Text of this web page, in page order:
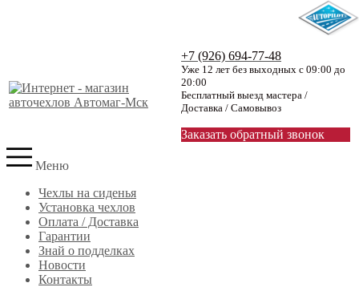
+7 (926) 694-77-48
Уже 12 лет без выходных с 09:00 до
20:00
Бесплатный выезд мастера /
Доставка / Самовывоз
Заказать обратный звонок
Меню
Чехлы на сиденья
Установка чехлов
Оплата / Доставка
Гарантии
Знай о подделках
Новости
Контакты